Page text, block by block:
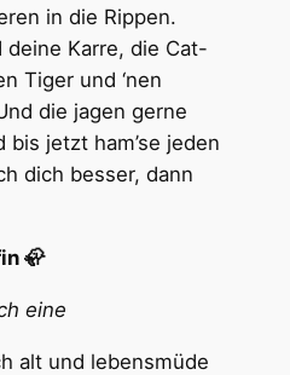
in die Rippen.
deine Karre, die Cat-
Tiger und ‘nen
die jagen gerne
jetzt ham’se jeden
dich besser, dann
🦣
eine
alt und lebensmüde